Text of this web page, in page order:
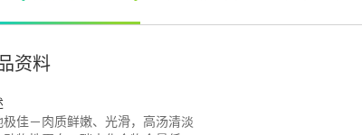
资料
极佳－肉质鲜嫩、光滑，高汤清淡